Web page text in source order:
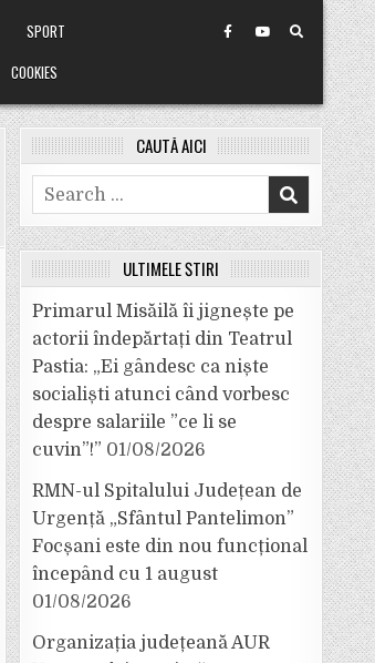
SPORT
COOKIES
CAUTĂ AICI
Search
for:
ULTIMELE ȘTIRI
Primarul Misăilă îi jignește pe
actorii îndepărtați din Teatrul
Pastia: „Ei gândesc ca niște
socialiști atunci când vorbesc
despre salariile ”ce li se
cuvin”!” 01/08/2026
RMN-ul Spitalului Județean de
Urgență „Sfântul Pantelimon”
Focșani este din nou funcțional
începând cu 1 august
01/08/2026
Organizația județeană AUR